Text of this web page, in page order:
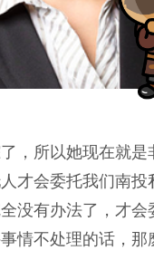
，所以她现在就
才会委托我们南
没有办法了，才
情不处理的话，那